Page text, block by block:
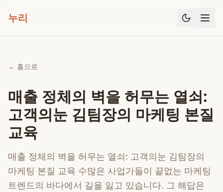
누리
← 홈으로
매출 정체의 벽을 허무는 열쇠:
고객의눈 김팀장의 마케팅 본질
교육
매출 정체의 벽을 허무는 열쇠: 고객의눈 김팀장의
마케팅 본질 교육 수많은 사업가들이 끝없는 마케팅
트렌드의 바다에서 길을 잃고 있습니다. 그 해답은